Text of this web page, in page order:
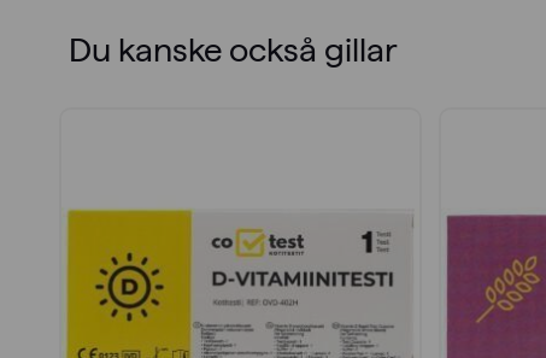
Du kanske också gillar